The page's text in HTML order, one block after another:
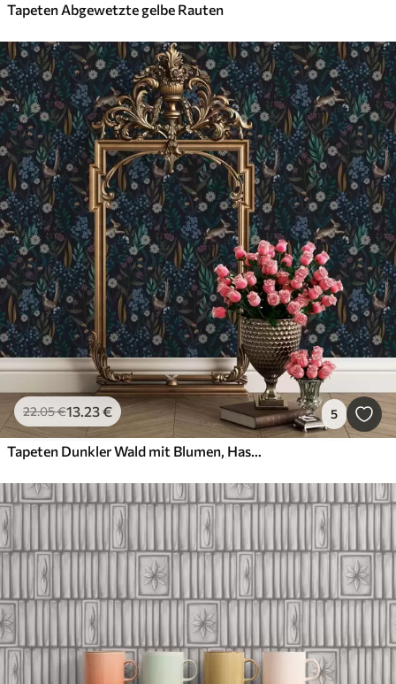
Tapeten Abgewetzte gelbe Rauten
22.05€13.23€ 5
Tapeten Dunkler Wald mit Blumen, Hasen und einem Vogel